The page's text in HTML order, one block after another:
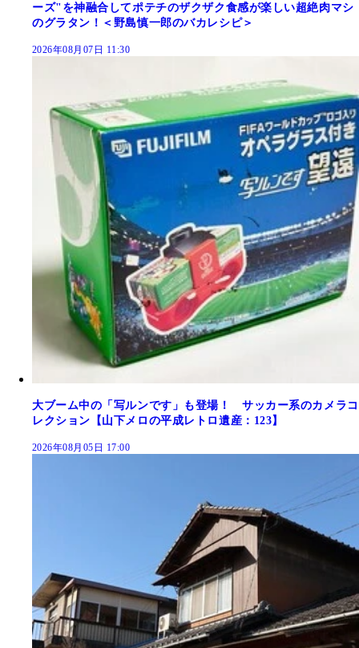
ーズ"を神融合してポテチのザクザク食感が楽しい超絶肉マシ
のグラタン！＜野島慎一郎のバカレシピ＞
2026年08月07日 11:30
大ブーム中の「写ルンです」も登場！ サッカー系のカメラコ
レクション【山下メロの平成レトロ遺産：123】
2026年08月05日 17:00